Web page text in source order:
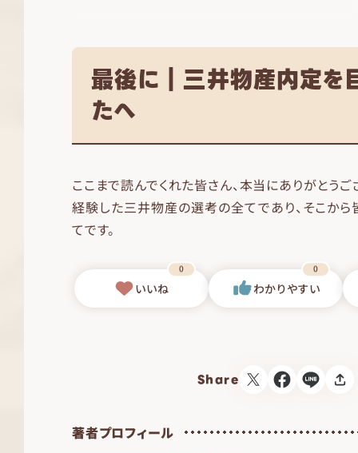
最後に｜三井物産内定を
たへ
ここまで読んでくれた皆さん、本当にありがとうご
経験した三井物産の選考の全てであり、そこか
てです。
いいね
0
わかりやすい
0
Share
著者プロフィール